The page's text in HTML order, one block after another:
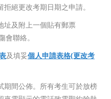
絕更改考期日期之申請。
址及附上一個貼有郵票
會聯絡。
及填妥個人申請表格(更改考
期間公佈。所有考生可於放榜